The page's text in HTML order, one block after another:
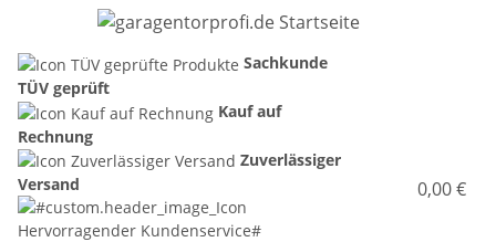
Sachkunde
TÜV geprüft
Kauf auf
Rechnung
Zuverlässiger
Versand
0,00 €